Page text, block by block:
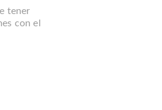
tener
con el